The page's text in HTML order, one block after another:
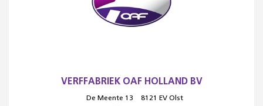
VERFFABRIEK OAF HOLLAND BV
De Meente 13
8121 EV Olst